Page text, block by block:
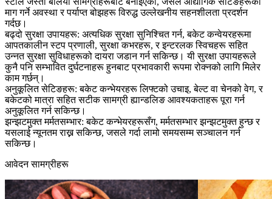
माग गर्ने अवस्था र पर्याप्त बोझहरू विरुद्ध उल्लेखनीय सहनशीलता प्रदर्शन
गर्दछ।
बढ्दो सुरक्षा उपायहरू: अत्यधिक सुरक्षा सुनिश्चित गर्न, बकेट कन्वेयरहरूमा
आपतकालीन स्टप प्रणाली, सुरक्षा कभरहरू, र इन्टरलक स्विचहरू सहित
उन्नत सुरक्षा सुविधाहरूको दायरा जडान गर्न सकिन्छ। यी सुरक्षा उपायहरूले
कुनै पनि सम्भावित दुर्घटनाहरू हुनबाट प्रभावकारी रूपमा रोक्नको लागि मिलेर
काम गर्छन्।
अनुकूलित सेटिङहरू: बकेट कन्भेयरहरू लिफ्टको उचाइ, बेल्ट वा चेनको वेग, र
बकेटको मात्रा सहित सटीक सामग्री ह्यान्डलिङ आवश्यकताहरू पूरा गर्न
अनुकूलित गर्न सकिन्छ।
झन्झटमुक्त मर्मतसम्भार: बकेट कन्भेयरहरूसँग, मर्मतसम्भार झन्झटमुक्त हुन्छ र
यसलाई न्यूनतम राख्न सकिन्छ, जसले गर्दा लामो समयसम्म सञ्चालन गर्न
सकिन्छ।
आवेदन सामग्रीहरू